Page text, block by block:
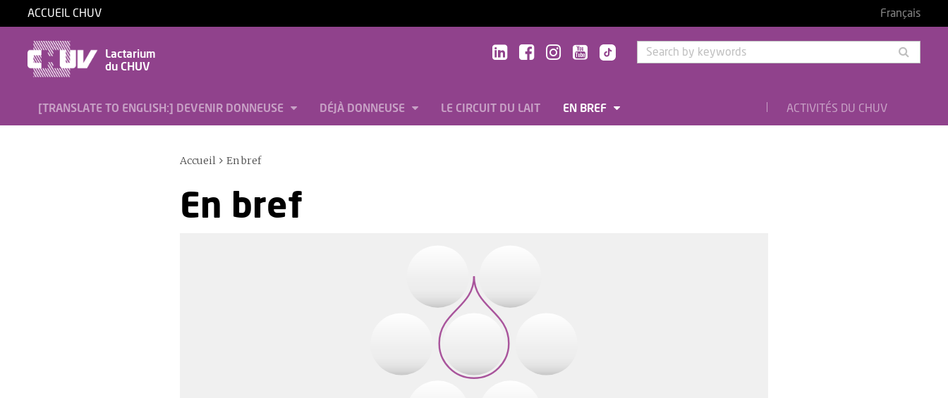
ACCUEIL CHUV Français
Lactarium
du CHUV
[TRANSLATE TO ENGLISH:] DEVENIR DONNEUSE DÉJÀ DONNEUSE LE CIRCUIT DU LAIT EN BREF ACTIVITÉS DU CHUV
Accueil En bref
En bref